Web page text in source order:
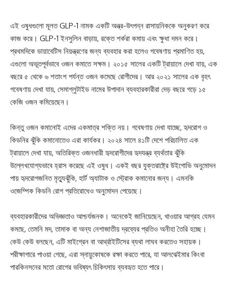
এই ওষুধগুলো মূলত GLP-1 নামক একটি অন্ত্র-উৎপন্ন রাসায়নিককে অনুকরণ করে
কাজ করে। GLP-1 ইনসুলিন বাড়ায়, রক্তে শর্করা কমায় এবং ক্ষুধা দমন করে।
প্রথমদিকে ডায়াবেটিস নিয়ন্ত্রণের জন্য ব্যবহার করা হলেও গবেষণায় প্রমাণিত হয়,
এগুলো অভূতপূর্বভাবে ওজন কমাতে সক্ষম। ২০১৫ সালের একটি ট্রায়ালে দেখা যায়, এক
বছরে ৫ থেকে ৬ শতাংশ পর্যন্ত ওজন কমেছে রোগীদের। আর ২০২১ সালের এক বৃহৎ
গবেষণায় দেখা যায়, সেমাগ্লুটাইড নামের উপাদান ব্যবহারকারীরা দেড় বছরে গড়ে ১৫
কেজি ওজন কমিয়েছেন।
কিন্তু ওজন কমানোই এদের একমাত্র শক্তি নয়। গবেষণায় দেখা যাচ্ছে, হৃদরোগ ও
কিডনির ঝুঁকি কমানোতেও এরা কার্যকর। ২০২৪ সালে ৪১টি দেশে পরিচালিত এক
ট্রায়ালে দেখা যায়, অতিরিক্ত ওজনধারী হৃদরোগীদের হৃদযন্ত্র ব্যর্থতার ঝুঁকি
উল্লেখযোগ্যভাবে হ্রাস করেছে এই ওষুধ। একই বছর যুক্তরাষ্ট্রে উইগোভি অনুমোদন
পায় হৃদরোগজনিত মৃত্যুঝুঁকি, হার্ট অ্যাটাক ও স্ট্রোক কমানোর জন্য। এমনকি
ওজেম্পিক কিডনি রোগ প্রতিরোধেও অনুমোদন পেয়েছে।
ব্যবহারকারীদের অভিজ্ঞতাও আশ্চর্যজনক। অনেকেই জানিয়েছেন, খাওয়ার আগ্রহ যেমন
কমছে, তেমনি মদ, তামাক বা অন্য নেশাজাতীয় দ্রব্যের প্রতিও অনীহা তৈরি হচ্ছে।
কেউ কেউ বলছেন, এটি মাইগ্রেন বা আর্থ্রাইটিসের ব্যথা লাঘব করতেও সহায়ক।
পরীক্ষাগারে পাওয়া গেছে, এরা স্নায়ুকোষকে রক্ষা করতে পারে, যা আলঝেইমার কিংবা
পারকিনসনের মতো রোগের ভবিষ্যৎ চিকিৎসায় ব্যবহৃত হতে পারে।